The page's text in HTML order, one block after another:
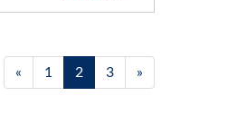
« 1 2 3 »